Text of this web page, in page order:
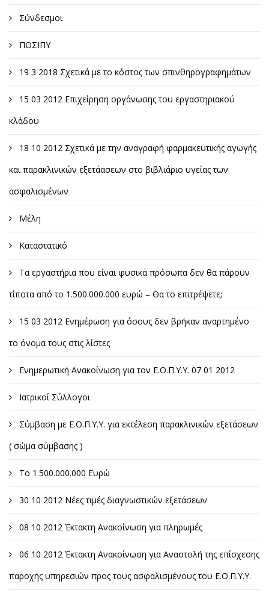
Σύνδεσμοι
ΠΟΣΙΠΥ
19 3 2018 Σχετικά με το κόστος των σπινθηρογραφημάτων
15 03 2012 Επιχείρηση οργάνωσης του εργαστηριακού
κλάδου
18 10 2012 Σχετικά με την αναγραφή φαρμακευτικής αγωγής
και παρακλινικών εξετάασεων στο βιβλιάριο υγείας των
ασφαλισμένων
Μέλη
Καταστατικό
Τα εργαστήρια που είναι φυσικά πρόσωπα δεν θα πάρουν
τίποτα από το 1.500.000.000 ευρώ – Θα το επιτρέψετε;
15 03 2012 Ενημέρωση για όσους δεν βρήκαν αναρτημένο
το όνομα τους στις λίστες
Ενημερωτική Ανακοίνωση για τον Ε.Ο.Π.Υ.Υ. 07 01 2012
Ιατρικοί Σύλλογοι
Σύμβαση με Ε.Ο.Π.Υ.Υ. για εκτέλεση παρακλινικών εξετάσεων
( σώμα σύμβασης )
Το 1.500.000.000 Ευρώ
30 10 2012 Νέες τιμές διαγνωστικών εξετάσεων
08 10 2012 Έκτακτη Ανακοίνωση για πληρωμές
06 10 2012 Έκτακτη Ανακοίνωση για Αναστολή της επίσχεσης
παροχής υπηρεσιών προς τους ασφαλισμένους του Ε.Ο.Π.Υ.Υ.